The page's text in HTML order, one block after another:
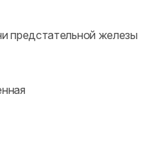
предстательной железы